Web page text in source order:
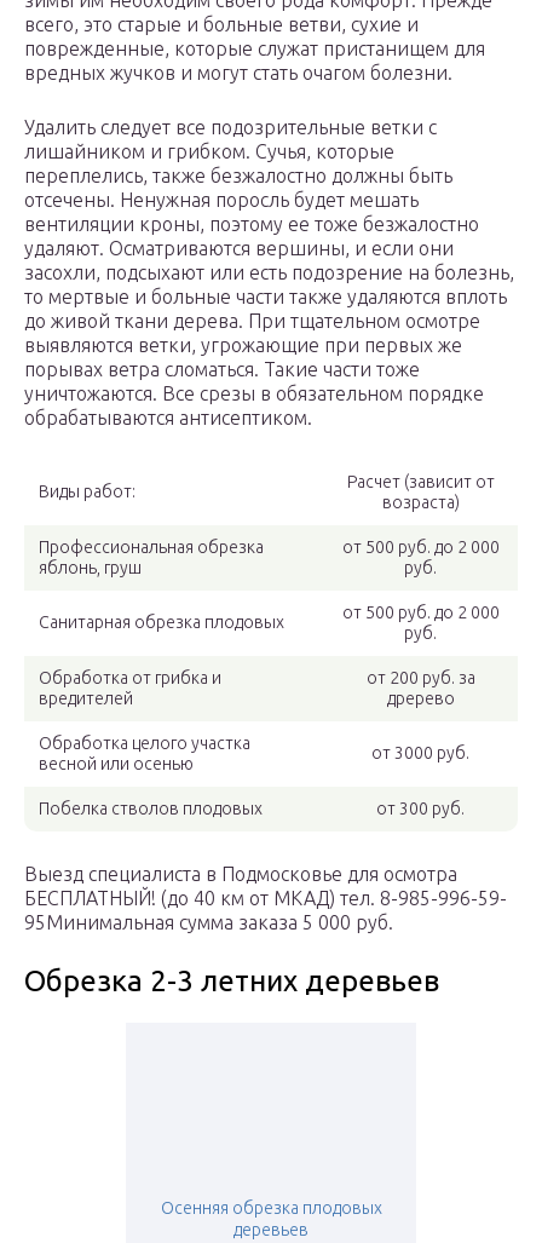
всего, это старые и больные ветви, сухие и
поврежденные, которые служат пристанищем для
вредных жучков и могут стать очагом болезни.
Удалить следует все подозрительные ветки с
лишайником и грибком. Сучья, которые
переплелись, также безжалостно должны быть
отсечены. Ненужная поросль будет мешать
вентиляции кроны, поэтому ее тоже безжалостно
удаляют. Осматриваются вершины, и если они
засохли, подсыхают или есть подозрение на болезнь,
то мертвые и больные части также удаляются вплоть
до живой ткани дерева. При тщательном осмотре
выявляются ветки, угрожающие при первых же
порывах ветра сломаться. Такие части тоже
уничтожаются. Все срезы в обязательном порядке
обрабатываются антисептиком.
Виды работ:
Расчет (зависит от
возраста)
Профессиональная обрезка
яблонь, груш
от 500 руб. до 2 000
руб.
Санитарная обрезка плодовых
от 500 руб. до 2 000
руб.
Обработка от грибка и
вредителей
от 200 руб. за
дререво
Обработка целого участка
весной или осенью
от 3000 руб.
Побелка стволов плодовых от 300 руб.
Выезд специалиста в Подмосковье для осмотра
БЕСПЛАТНЫЙ! (до 40 км от МКАД) тел. 8-985-996-59-
95Минимальная сумма заказа 5 000 руб.
Обрезка 2-3 летних деревьев
Осенняя обрезка плодовых
деревьев